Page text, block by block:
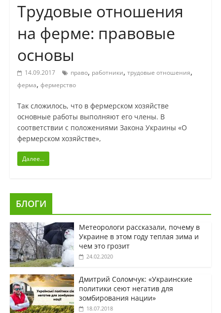
Трудовые отношения
на ферме: правовые
основы
14.09.2017 право, работники, трудовые отношения,
ферма, фермерство
Так сложилось, что в фермерском хозяйстве
основные работы выполняют его члены. В
соответствии с положениями Закона Украины «О
фермерском хозяйстве»,
Далее...
БЛОГИ
Метеорологи рассказали, почему в
Украине в этом году теплая зима и
чем это грозит
24.02.2020
Дмитрий Соломчук: «Украинские
политики сеют негатив для
зомбирования нации»
18.07.2018